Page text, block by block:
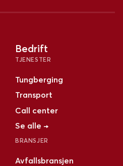
Bedrift
TJENESTER
Tungberging
Transport
Call center
Se alle →
BRANSJER
Avfallsbransjen